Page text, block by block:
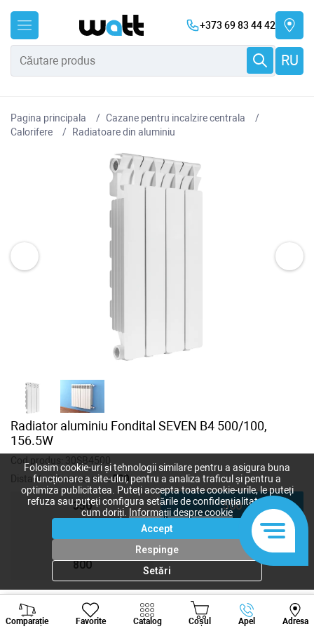
+373 69 83 44 42
RU
Pagina principala
Cazane pentru incalzire centrala
Сalorifere
Radiatoare din aluminiu
Radiator aluminiu Fondital SEVEN B4 500/100,
156.5W
Cod produs: 30SB4500
Distanta intre axe, mm:500
350 500
800
430 lei
Comparație Favorite Catalog Coșul Apel Adresa
Viber Whatsapp
Folosim cookie-uri și tehnologii similare pentru a asigura buna
funcționare a site-ului, pentru a analiza traficul și pentru a
optimiza publicitatea. Puteți accepta toate cookie-urile, le puteți
refuza sau puteți configura setările de confidențialitate după
cum doriți.
Informații despre cookie
Accept
Respinge
Setări